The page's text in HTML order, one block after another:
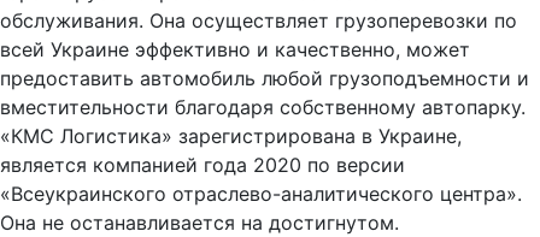
обслуживания. Она осуществляет грузоперевозки по
всей Украине эффективно и качественно, может
предоставить автомобиль любой грузоподъемности и
вместительности благодаря собственному автопарку.
«КМС Логистика» зарегистрирована в Украине,
является компанией года 2020 по версии
«Всеукраинского отраслево-аналитического центра».
Она не останавливается на достигнутом.